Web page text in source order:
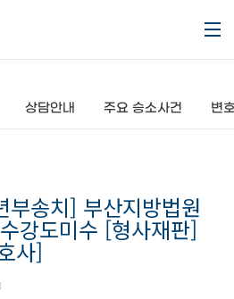
상담안내 주요 승소사건 변
송치] 부산지방법원
강도미수 [형사재판]
사]